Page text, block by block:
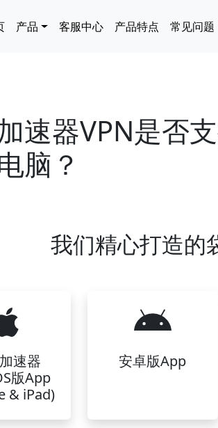
navigation
产品 客服中心 产品特点 常见问题
速器VPN是否
脑？
我们精心打造的
速器
版App
& iPad)
安卓版App